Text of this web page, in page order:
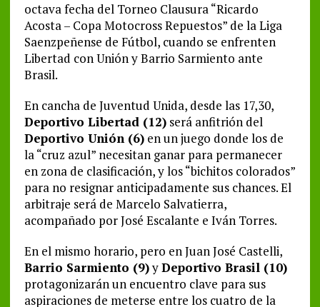
octava fecha del Torneo Clausura “Ricardo
Acosta – Copa Motocross Repuestos” de la Liga
Saenzpeñense de Fútbol, cuando se enfrenten
Libertad con Unión y Barrio Sarmiento ante
Brasil.
En cancha de Juventud Unida, desde las 17,30,
Deportivo Libertad (12)será anfitrión del
Deportivo Unión (6)en un juego donde los de
la “cruz azul” necesitan ganar para permanecer
en zona de clasificación, y los “bichitos colorados”
para no resignar anticipadamente sus chances. El
arbitraje será de Marcelo Salvatierra,
acompañado por José Escalante e Iván Torres.
En el mismo horario, pero en Juan José Castelli,
Barrio Sarmiento (9)yDeportivo Brasil (10)
protagonizarán un encuentro clave para sus
aspiraciones de meterse entre los cuatro de la